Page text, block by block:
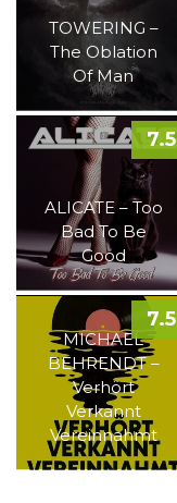
TOWERING –
The Oblation
Of Man
ALICATE – Too
Bad To Be
Good
7.5
MICHAEL
BEHRENDT –
Verhört
Verkannt
Vereinnahmt
7.5